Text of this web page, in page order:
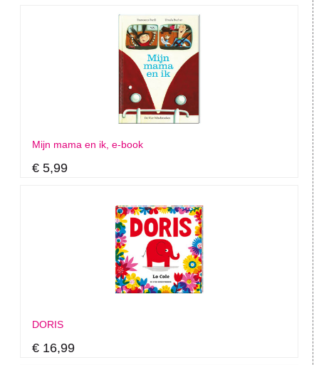
Mijn mama en ik, e-book
€ 5,99
DORIS
€ 16,99